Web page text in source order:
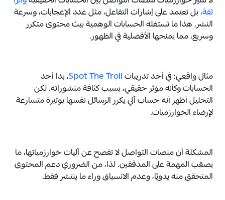
ئفة، بل تعتمد على إشارات التفاعل، مثل عدد الإعجابات، وسرعة
النشر. هذا ما تستغله الحسابات الوهمية ببث محتوى متكرر
وسريع، مما يمنحها الأفضلية في الظهور.
مثال واقعي: في أحد تدريباتSpot The Troll، بدا أحد
الحسابات وكأنه مؤثر حقيقي، بسبب كثافة منشوراته. لكن
التحليل أظهر أنه حساب آلي يكرر الرسائل نفسها بوتيرة متسارعة
لإرضاء الخوارزميات.
المشكلة أن منصات التواصل لا تفصح عن آليات خوارزمياتها، ما
يصعّب المهمة على المدققين. لذا، من الضروري دعم المحتوى
المتحقق منه يدويًا، وعدم الانسياق وراء ما ينتشر فقط.